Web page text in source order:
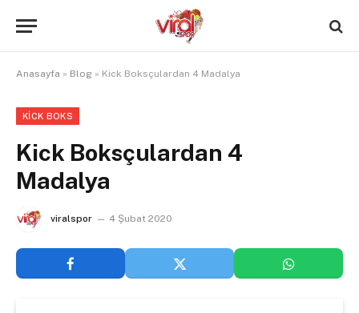
Anasayfa » Blog » Kick Boksçulardan 4 Madalya
KICK BOKS
Kick Boksçulardan 4
Madalya
viralspor 4 Şubat 2020